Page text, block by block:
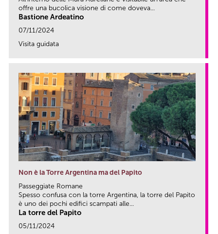
offre una bucolica visione di come doveva...
Bastione Ardeatino
07/11/2024
Visita guidata
Non è la Torre Argentina ma del Papito
Passeggiate Romane
Spesso confusa con la torre Argentina, la torre del Papito
è uno dei pochi edifici scampati alle...
La torre del Papito
05/11/2024